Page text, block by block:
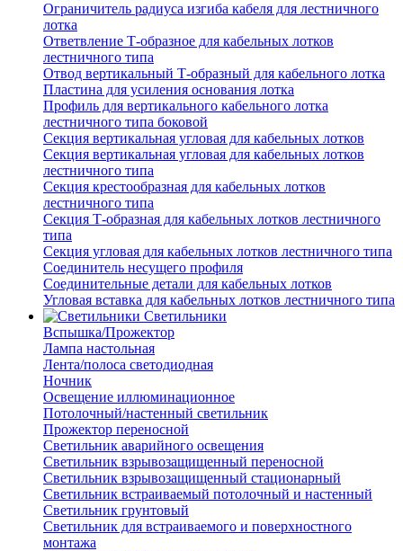
Ограничитель радиуса изгиба кабеля для лестничного
лотка
Ответвление Т-образное для кабельных лотков
лестничного типа
Отвод вертикальный Т-образный для кабельного лотка
Пластина для усиления основания лотка
Профиль для вертикального кабельного лотка
лестничного типа боковой
Секция вертикальная угловая для кабельных лотков
Секция вертикальная угловая для кабельных лотков
лестничного типа
Секция крестообразная для кабельных лотков
лестничного типа
Секция Т-образная для кабельных лотков лестничного
типа
Секция угловая для кабельных лотков лестничного типа
Соединитель несущего профиля
Соединительные детали для кабельных лотков
Угловая вставка для кабельных лотков лестничного типа
Светильники
Вспышка/Прожектор
Лампа настольная
Лента/полоса светодиодная
Ночник
Освещение иллюминационное
Потолочный/настенный светильник
Прожектор переносной
Светильник аварийного освещения
Светильник взрывозащищенный переносной
Светильник взрывозащищенный стационарный
Светильник встраиваемый потолочный и настенный
Светильник грунтовый
Светильник для встраиваемого и поверхностного
монтажа